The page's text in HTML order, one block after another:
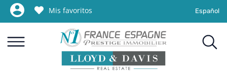
Mis favoritos Español